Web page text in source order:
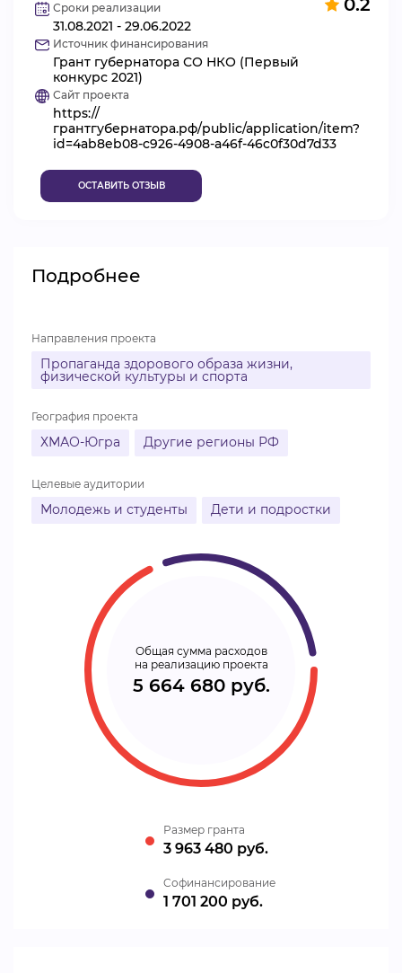
ВИДЕОКУРСЫ
0.2
Сроки реализации
31.08.2021 - 29.06.2022
Источник финансирования
Грант губернатора СО НКО (Первый
конкурс 2021)
Сайт проекта
https://
грантгубернатора.рф/public/application/item?
id=4ab8eb08-c926-4908-a46f-46c0f30d7d33
ОСТАВИТЬ ОТЗЫВ
Подробнее
Направления проекта
Пропаганда здорового образа жизни,
физической культуры и спорта
География проекта
ХМАО-Югра Другие регионы РФ
Целевые аудитории
Молодежь и студенты Дети и подростки
Общая сумма расходов
на реализацию проекта
5 664 680 руб.
Размер гранта
3 963 480 руб.
Cофинансирование
1 701 200 руб.